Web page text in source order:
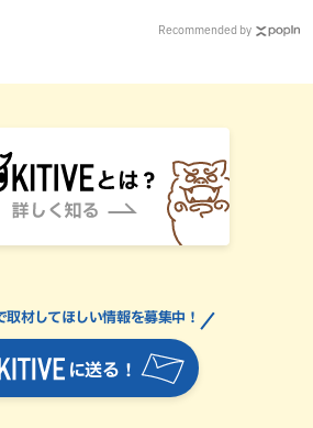
Recommended by
に送る！
材してほしい情報を募集中！